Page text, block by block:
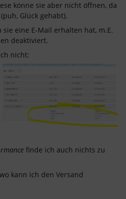
könne sie aber nicht öffnen, da
Glück gehabt).
eine E-Mail erhalten hat, m.E.
deaktiviert.
nicht:
finde ich auch nichts zu
kann ich den Versand